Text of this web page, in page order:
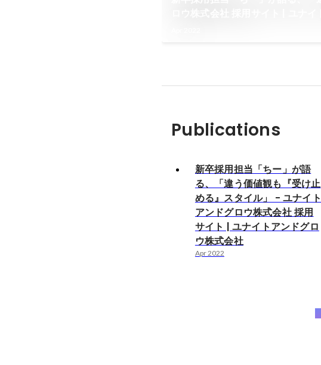
Publications
新卒採用担当「ちー」が語
る、「違う価値観も『受け止
める』スタイル」 - ユナイト
アンドグロウ株式会社 採用
サイト | ユナイトアンドグロ
ウ株式会社
Apr 2022